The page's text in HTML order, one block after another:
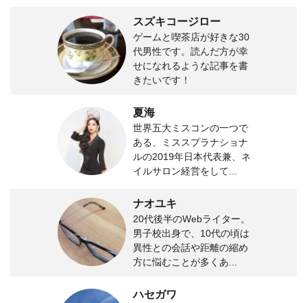
スズキコージロー
ゲームと喫茶店が好きな30
代男性です。読んだ方が幸
せになれるような記事を書
きたいです！
夏海
世界五大ミスコンの一つで
ある、ミススプラナショナ
ルの2019年日本代表兼、ネ
イルサロン経営をして...
ナオユキ
20代後半のWebライター。
男子校出身で、10代の頃は
異性との会話や距離の縮め
方に悩むことが多くあ...
ハセガワ